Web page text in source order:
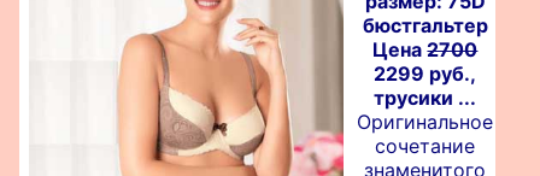
бюстгальтер
Цена2700
2299 руб.,
трусики ...
Оригинальное
сочетание
знаменитого